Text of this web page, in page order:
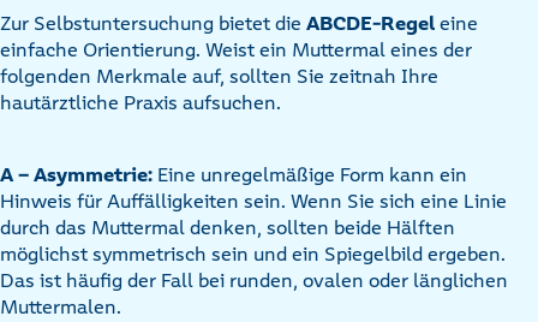
Zur Selbstuntersuchung bietet die ABCDE-Regel eine
einfache Orientierung. Weist ein Muttermal eines der
folgenden Merkmale auf, sollten Sie zeitnah Ihre
hautärztliche Praxis aufsuchen.
A – Asymmetrie: Eine unregelmäßige Form kann ein
Hinweis für Auffälligkeiten sein. Wenn Sie sich eine Linie
durch das Muttermal denken, sollten beide Hälften
möglichst symmetrisch sein und ein Spiegelbild ergeben.
Das ist häufig der Fall bei runden, ovalen oder länglichen
Muttermalen.